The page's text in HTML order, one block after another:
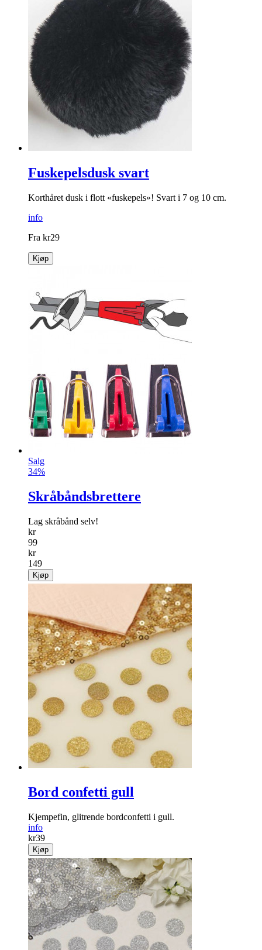
Fuskepelsdusk svart
Korthåret dusk i flott «fuskepels»! Svart i 7 og 10 cm.
info
Fra kr29
Kjøp
Salg
34%
Skråbåndsbrettere
Lag skråbånd selv!
kr
99
kr
149
Kjøp
Bord confetti gull
Kjempefin, glitrende bordconfetti i gull.
info
kr39
Kjøp